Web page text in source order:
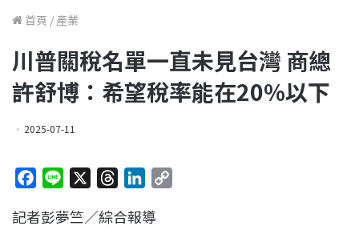
首頁 / 產業
川普關稅名單一直未見台灣 商總
許舒博：希望稅率能在20%以下
2025-07-11
c
n
r
n
記者彭夢竺／綜合報導